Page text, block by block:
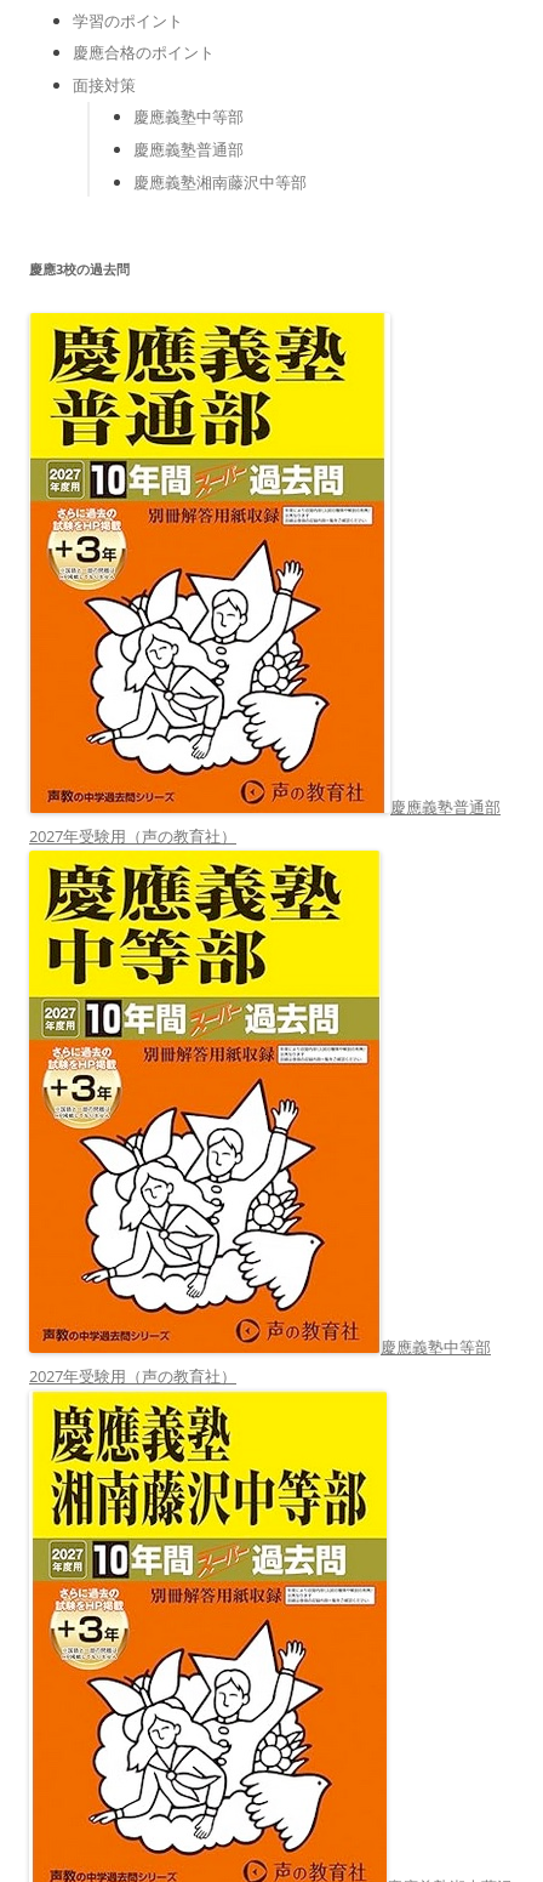
学習のポイント
慶應合格のポイント
面接対策
慶應義塾中等部
慶應義塾普通部
慶應義塾湘南藤沢中等部
慶應3校の過去問
慶應義塾普通部
2027年受験用（声の教育社）
慶應義塾中等部
2027年受験用（声の教育社）